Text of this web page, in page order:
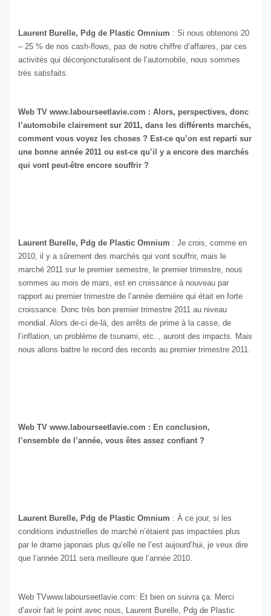
Laurent Burelle, Pdg de Plastic Omnium : Si nous obtenons 20
– 25 % de nos cash-flows, pas de notre chiffre d’affaires, par ces
activités qui déconjoncturalisent de l’automobile, nous sommes
très satisfaits.
Web TV www.labourseetlavie.com : Alors, perspectives, donc
l’automobile clairement sur 2011, dans les différents marchés,
comment vous voyez les choses ? Est-ce qu’on est reparti sur
une bonne année 2011 ou est-ce qu’il y a encore des marchés
qui vont peut-être encore souffrir ?
Laurent Burelle, Pdg de Plastic Omnium : Je crois, comme en
2010, il y a sûrement des marchés qui vont souffrir, mais le
marché 2011 sur le premier semestre, le premier trimestre, nous
sommes au mois de mars, est en croissance à nouveau par
rapport au premier trimestre de l’année dernière qui était en forte
croissance. Donc très bon premier trimestre 2011 au niveau
mondial. Alors de-ci de-là, des arrêts de prime à la casse, de
l’inflation, un problème de tsunami, etc.., auront des impacts. Mais
nous allons battre le record des records au premier trimestre 2011.
Web TV www.labourseetlavie.com : En conclusion,
l’ensemble de l’année, vous êtes assez confiant ?
Laurent Burelle, Pdg de Plastic Omnium : À ce jour, si les
conditions industrielles de marché n’étaient pas impactées plus
par le drame japonais plus qu’elle ne l’est aujourd’hui, je veux dire
que l’année 2011 sera meilleure que l’année 2010.
Web TVwww.labourseetlavie.com: Et bien on suivra ça. Merci
d’avoir fait le point avec nous, Laurent Burelle, Pdg de Plastic